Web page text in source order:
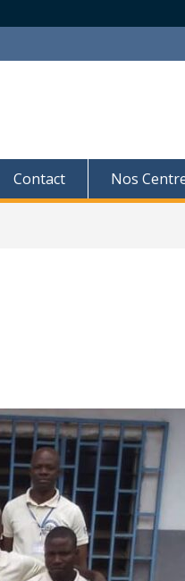
Contact Nos